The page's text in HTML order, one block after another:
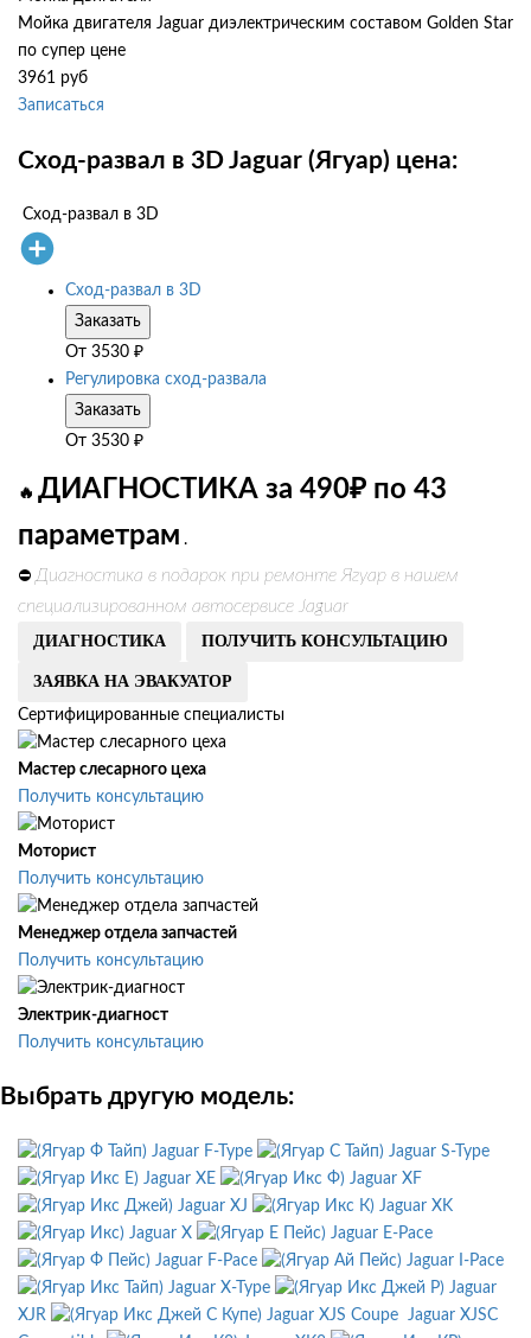
Мойка двигателя Jaguar диэлектрическим составом Golden Star
по супер цене
3961 руб
Записаться
Сход-развал в 3D Jaguar (Ягуар) цена:
Сход-развал в 3D
Сход-развал в 3D
Заказать
От 3530 ₽
Регулировка сход-развала
Заказать
От 3530 ₽
🔥 ДИАГНОСТИКА за 490₽ по 43
параметрам .
⛔ Диагностика в подарок при ремонте Ягуар в нашем
специализированном автосервисе Jaguar
ДИАГНОСТИКА ПОЛУЧИТЬ КОНСУЛЬТАЦИЮ
ЗАЯВКА НА ЭВАКУАТОР
Сертифицированные специалисты
Мастер слесарного цеха
Получить консультацию
Моторист
Получить консультацию
Менеджер отдела запчастей
Получить консультацию
Электрик-диагност
Получить консультацию
Выбрать другую модель:
Jaguar F-Type
Jaguar S-Type
Jaguar XE
Jaguar XF
Jaguar XJ
Jaguar XK
Jaguar X
Jaguar E-Pace
Jaguar F-Pace
Jaguar I-Pace
Jaguar X-Type
Jaguar
XJR
Jaguar XJS Coupe Jaguar XJSC